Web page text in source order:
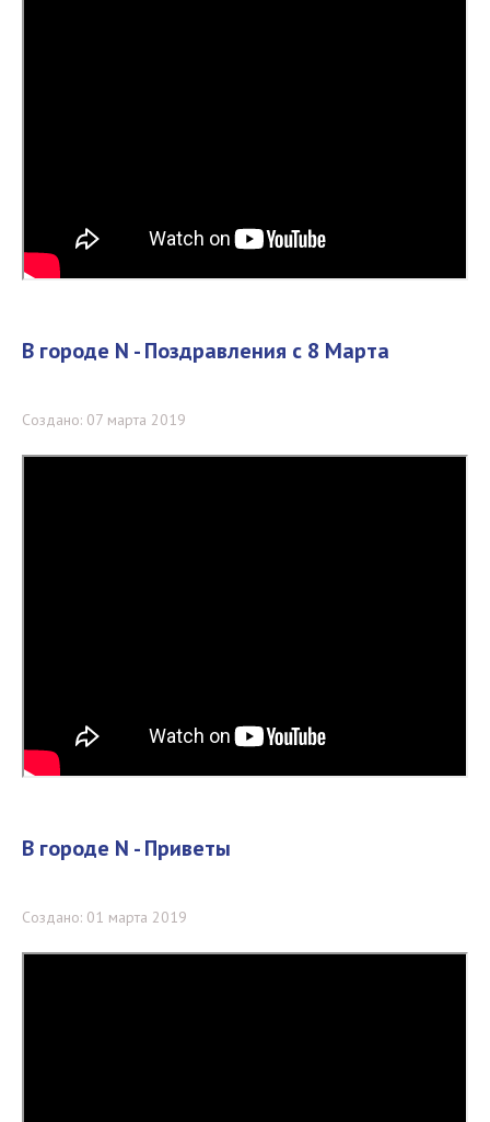
В городе N - Поздравления с 8 Марта
Создано: 07 марта 2019
В городе N - Приветы
Создано: 01 марта 2019